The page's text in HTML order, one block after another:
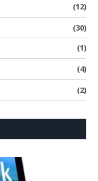
(12)
(30)
(1)
(4)
(2)